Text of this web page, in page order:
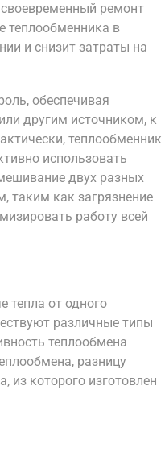
своевременный ремонт
теплообменника в
и снизит затраты на
обеспечивая
другим источником, к
теплообменник
использовать
двух разных
таким как загрязнение
работу всей
тепла от одного
различные типы
теплообмена
разницу
из которого изготовлен